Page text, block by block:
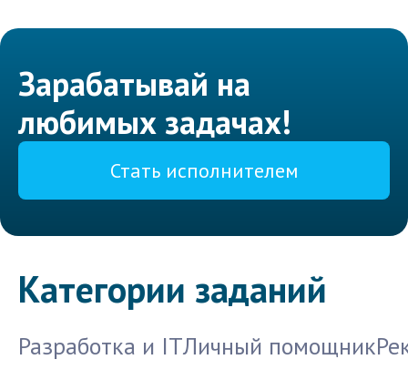
Зарабатывай на
любимых задачах!
Стать исполнителем
Категории заданий
Разработка и ITЛичный помощник